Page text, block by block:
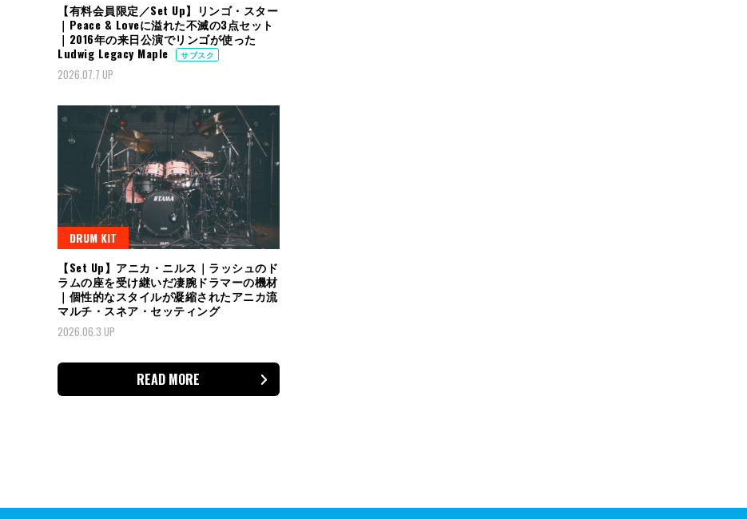
【有料会員限定／Set Up】リンゴ・スター
｜Peace & Loveに溢れた不滅の3点セット
｜2016年の来日公演でリンゴが使った
Ludwig Legacy Maple
サブスク
2026.07.7 UP
DRUM KIT
【Set Up】アニカ・ニルス｜ラッシュのド
ラムの座を受け継いだ凄腕ドラマーの機材
｜個性的なスタイルが凝縮されたアニカ流
マルチ・スネア・セッティング
2026.06.3 UP
READ MORE